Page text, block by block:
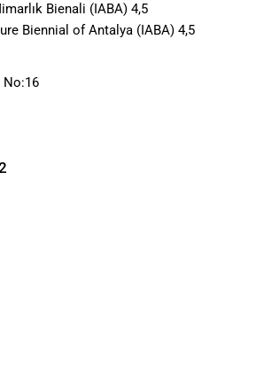
Bienali (IABA) 4,5
Biennial of Antalya (IABA) 4,5
No:16